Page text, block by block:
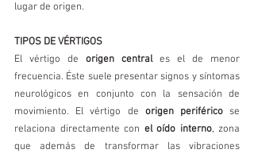
lugar de origen.
TIPOS DE VÉRTIGOS
El vértigo de origen central es el de menor
frecuencia. Éste suele presentar signos y síntomas
neurológicos en conjunto con la sensación de
movimiento. El vértigo de origen periférico se
relaciona directamente con el oído interno, zona
que además de transformar las vibraciones